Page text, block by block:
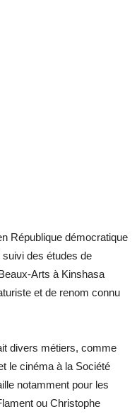
République démocratique
suivi des études de
Arts à Kinshasa
et de renom connu
divers métiers, comme
le cinéma à la Société
notamment pour les
ou Christophe